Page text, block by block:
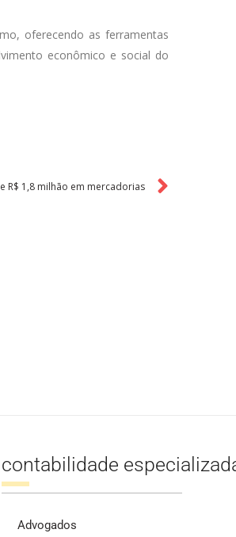
oferecendo as ferramentas
econômico e social do
R$ 1,8 milhão em mercadorias
contabilidade
Advogados